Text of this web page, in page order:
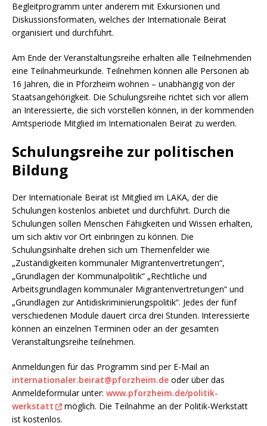
Begleitprogramm unter anderem mit Exkursionen und
Diskussionsformaten, welches der Internationale Beirat
organisiert und durchführt.
Am Ende der Veranstaltungsreihe erhalten alle Teilnehmenden
eine Teilnahmeurkunde. Teilnehmen können alle Personen ab
16 Jahren, die in Pforzheim wohnen – unabhängig von der
Staatsangehörigkeit. Die Schulungsreihe richtet sich vor allem
an Interessierte, die sich vorstellen können, in der kommenden
Amtsperiode Mitglied im Internationalen Beirat zu werden.
Schulungsreihe zur politischen
Bildung
Der Internationale Beirat ist Mitglied im LAKA, der die
Schulungen kostenlos anbietet und durchführt. Durch die
Schulungen sollen Menschen Fähigkeiten und Wissen erhalten,
um sich aktiv vor Ort einbringen zu können. Die
Schulungsinhalte drehen sich um Themenfelder wie
„Zuständigkeiten kommunaler Migrantenvertretungen“,
„Grundlagen der Kommunalpolitik“ „Rechtliche und
Arbeitsgrundlagen kommunaler Migrantenvertretungen“ und
„Grundlagen zur Antidiskriminierungspolitik“. Jedes der fünf
verschiedenen Module dauert circa drei Stunden. Interessierte
können an einzelnen Terminen oder an der gesamten
Veranstaltungsreihe teilnehmen.
Anmeldungen für das Programm sind per E-Mail an
internationaler.beirat@pforzheim.de oder über das
Anmeldeformular unter: www.pforzheim.de/politik-
werkstatt
möglich. Die Teilnahme an der Politik-Werkstatt
ist kostenlos.